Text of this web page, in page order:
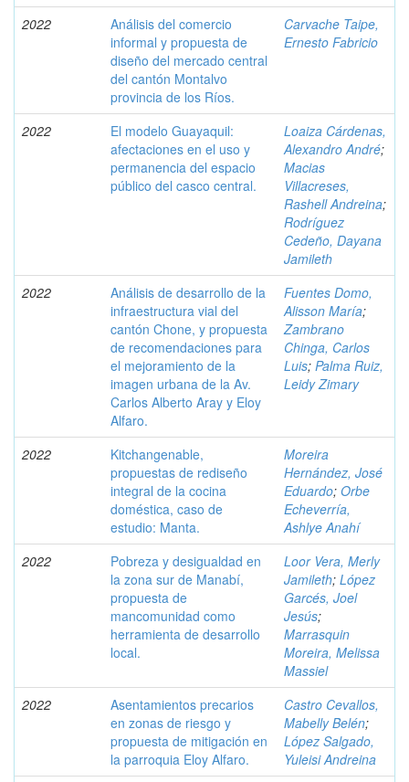
2022
Análisis del comercio
informal y propuesta de
diseño del mercado central
del cantón Montalvo
provincia de los Ríos.
Carvache Taipe,
Ernesto Fabricio
2022
El modelo Guayaquil:
afectaciones en el uso y
permanencia del espacio
público del casco central.
Loaiza Cárdenas,
Alexandro André;
Macias
Villacreses,
Rashell Andreina;
Rodríguez
Cedeño, Dayana
Jamileth
2022
Análisis de desarrollo de la
infraestructura vial del
cantón Chone, y propuesta
de recomendaciones para
el mejoramiento de la
imagen urbana de la Av.
Carlos Alberto Aray y Eloy
Alfaro.
Fuentes Domo,
Alisson María;
Zambrano
Chinga, Carlos
Luis; Palma Ruiz,
Leidy Zimary
2022
Kitchangenable,
propuestas de rediseño
integral de la cocina
doméstica, caso de
estudio: Manta.
Moreira
Hernández, José
Eduardo; Orbe
Echeverría,
Ashlye Anahí
2022
Pobreza y desigualdad en
la zona sur de Manabí,
propuesta de
mancomunidad como
herramienta de desarrollo
local.
Loor Vera, Merly
Jamileth; López
Garcés, Joel
Jesús;
Marrasquin
Moreira, Melissa
Massiel
2022
Asentamientos precarios
en zonas de riesgo y
propuesta de mitigación en
la parroquia Eloy Alfaro.
Castro Cevallos,
Mabelly Belén;
López Salgado,
Yuleisi Andreina